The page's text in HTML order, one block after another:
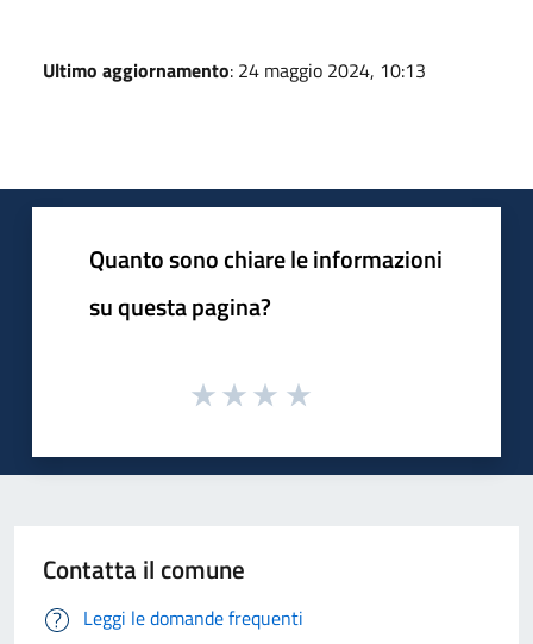
Ultimo aggiornamento: 24 maggio 2024, 10:13
Quanto sono chiare le informazioni
su questa pagina?
Contatta il comune
Leggi le domande frequenti